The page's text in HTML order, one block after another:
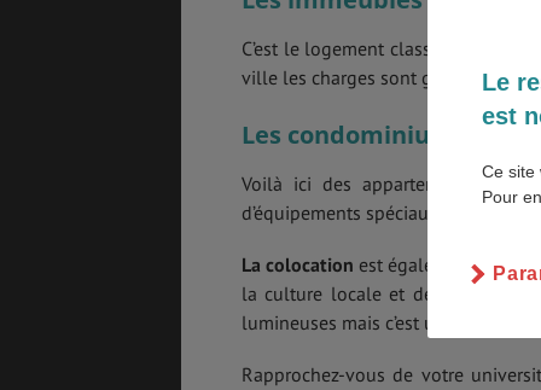
C’est le logement classique et
ville les charges sont
Les condominiums
Voilà ici des appartements
d’équipements spéciaux tels que
La colocation est également très
la culture locale et de
lumineuses mais c’est une question
Rapprochez-vous de votre
Le
est
Ce site
Pour